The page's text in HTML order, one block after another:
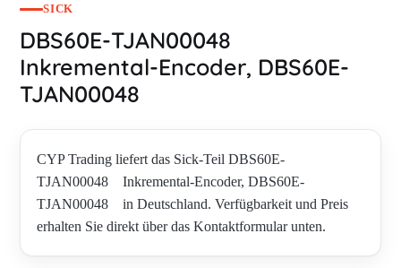
SICK
DBS60E-TJAN00048
Inkremental-Encoder, DBS60E-
TJAN00048
CYP Trading liefert das Sick-Teil DBS60E-
TJAN00048 Inkremental-Encoder, DBS60E-
TJAN00048 in Deutschland. Verfügbarkeit und Preis
erhalten Sie direkt über das Kontaktformular unten.